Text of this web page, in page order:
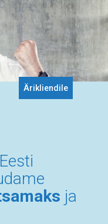
Ärikliendile
ja